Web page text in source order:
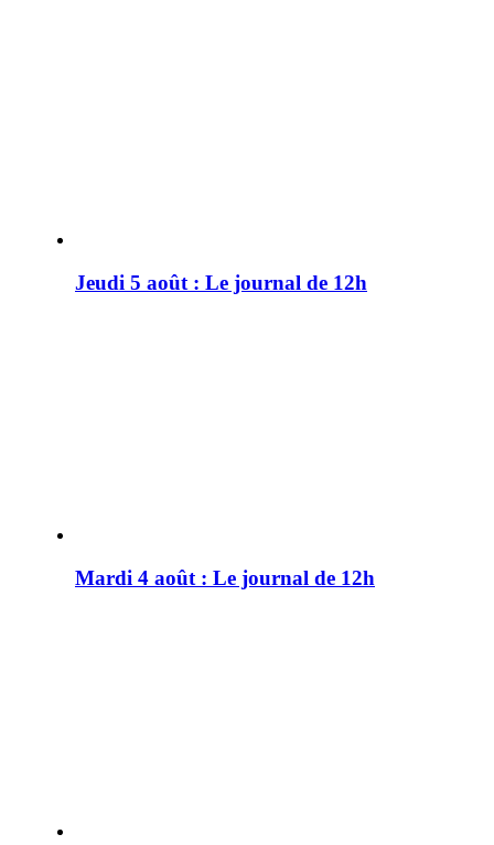
Jeudi 5 août : Le journal de 12h
Mardi 4 août : Le journal de 12h